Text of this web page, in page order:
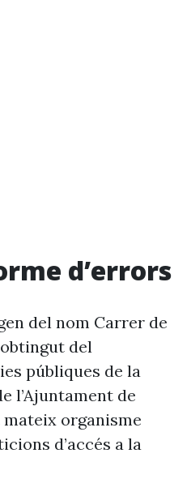
d’errors
del nom Carrer de
obtingut del
públiques de la
l’Ajuntament de
mateix organisme
d’accés a la